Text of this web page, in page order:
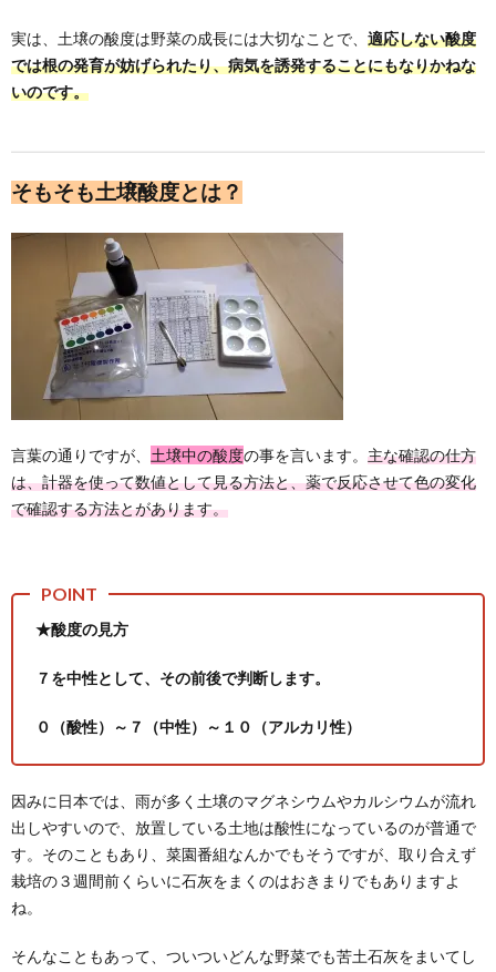
実は、土壌の酸度は野菜の成長には大切なことで、 適応しない酸度
では根の発育が妨げられたり、病気を誘発することにもなりかねな
いのです。
そもそも土壌酸度とは？
言葉の通りですが、 土壌中の酸度の事を言います。 主な確認の仕方
は、計器を使って数値として見る方法と、薬で反応させて色の変化
で確認する方法とがあります。
★酸度の見方
７を中性として、その前後で判断します。
０（酸性）～７（中性）～１０（アルカリ性）
因みに日本では、雨が多く土壌のマグネシウムやカルシウムが流れ
出しやすいので、放置している土地は酸性になっているのが普通で
す。そのこともあり、菜園番組なんかでもそうですが、取り合えず
栽培の３週間前くらいに石灰をまくのはおきまりでもありますよ
ね。
そんなこともあって、ついついどんな野菜でも苦土石灰をまいてし